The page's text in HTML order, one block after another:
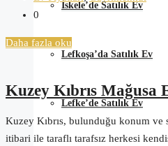
İskele’de Satılık Ev
Lefkoşa’da Satılık Ev
Lefke’de Satılık Ev
0
Daha fazla oku
Kuzey Kıbrıs Mağusa
Kuzey Kıbrıs, bulunduğu konum
itibari ile taraflı tarafsız herkesi